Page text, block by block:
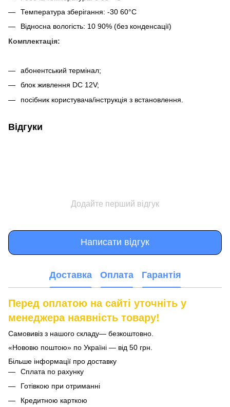
Температура зберігання: -30 60°C
Відносна вологість: 10 90% (без конденсації)
Комплектація:
абонентський термінал;
блок живлення DC 12V;
посібник користувача/інструкція з встановлення.
Відгуки
Додайте перший відгук
Написати відгук
Доставка Оплата Гарантія
Перед оплатою на сайті уточніть у
менеджера наявність товару!
Самовивіз з нашого складу— безкоштовно.
«Нововю поштою» по Україні — від 50 грн.
Більше інформації про доставку
Сплата по рахунку
Готівкою при отриманні
Кредитною карткою